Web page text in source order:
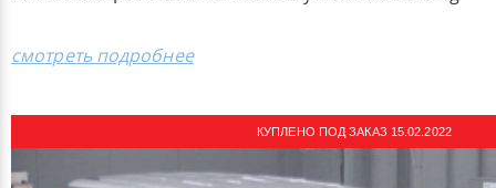
смотреть подробнее
КУПЛЕНО ПОД ЗАКАЗ 15.02.2022